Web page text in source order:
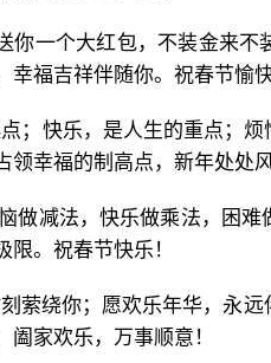
你一个大红包，不装金来
福吉祥伴随你。祝春节愉快
；快乐，是人生的重点；
领幸福的制高点，新年处处风
做减法，快乐做乘法，困
。祝春节快乐！
萦绕你；愿欢乐年华，永
家欢乐，万事顺意！